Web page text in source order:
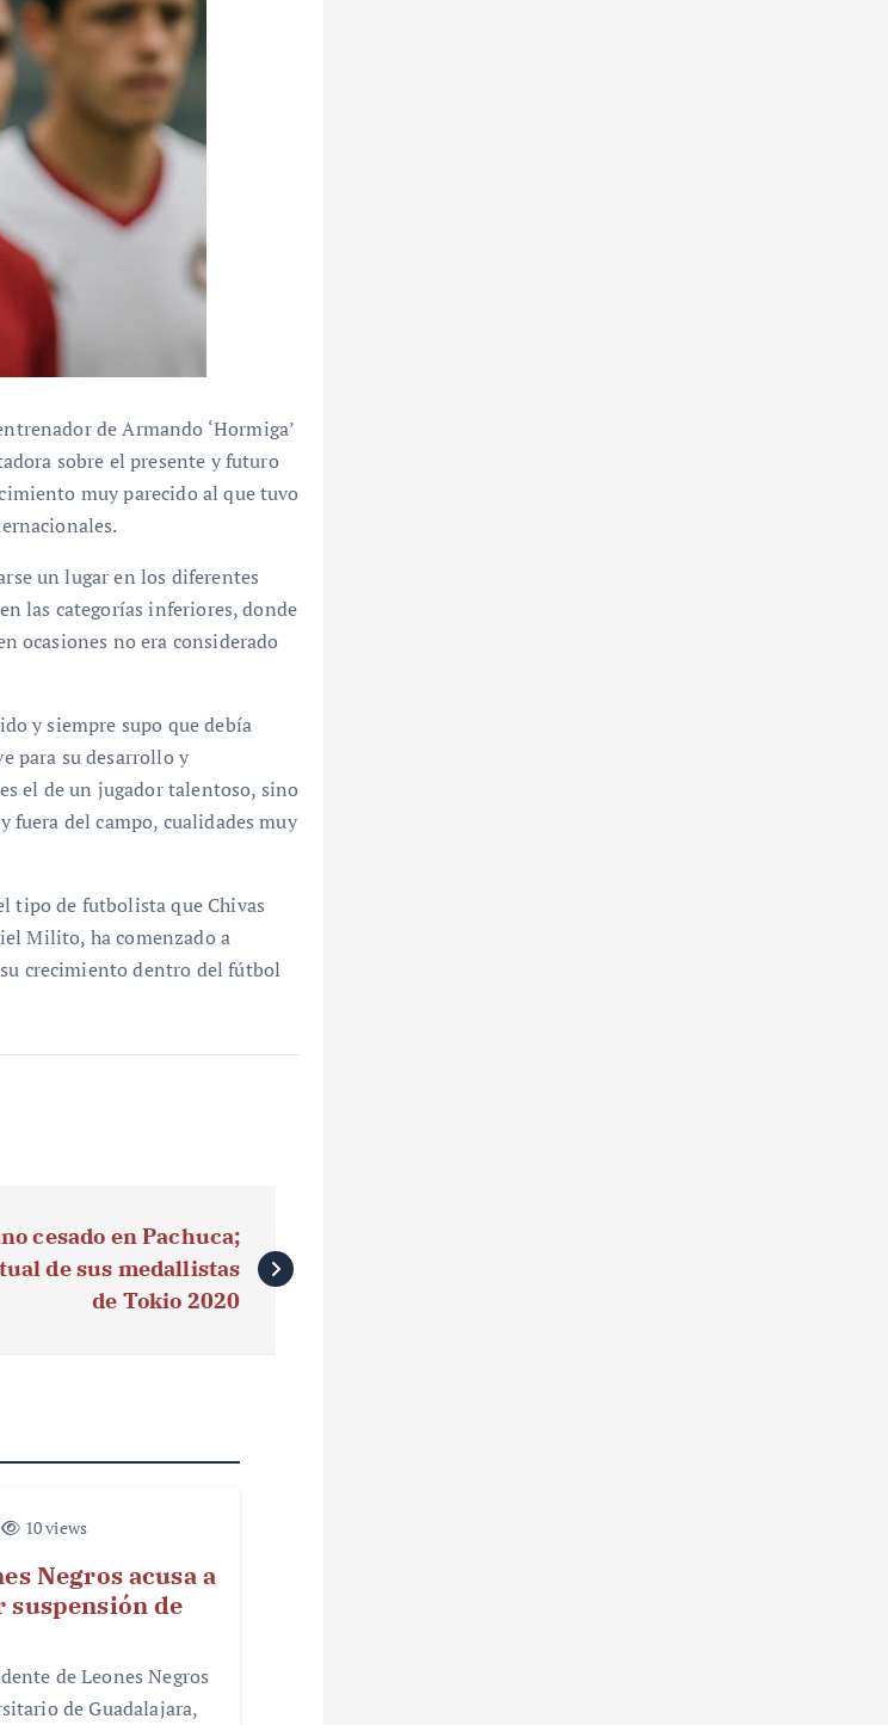
de Armando ‘Hormiga’
sobre el presente y futuro
muy parecido al que tuvo
un lugar en los diferentes
las categorías inferiores, donde
ocasiones no era considerado
y siempre supo que debía
para su desarrollo y
el de un jugador talentoso, sino
del campo, cualidades muy
tipo de futbolista que Chivas
Milito, ha comenzado a
crecimiento dentro del fútbol
cesado en Pachuca;
de sus medallistas
de Tokio 2020
10 views
Negros acusa a
suspensión de
de Leones Negros
de Guadalajara,